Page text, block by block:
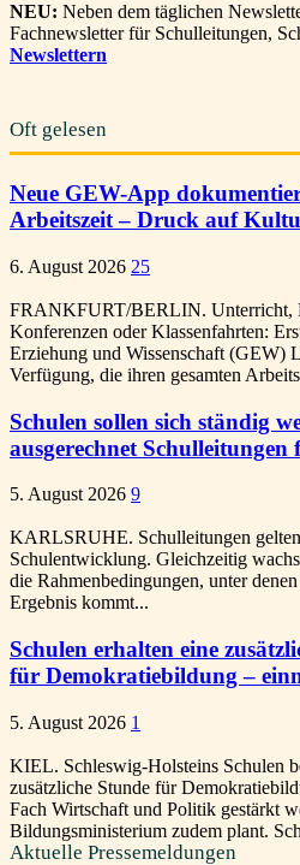
NEU: Neben dem täglichen
Fachnewsletter für Schulleitungen,
Newslettern
Oft gelesen
Neue GEW-App
Arbeitszeit – Druck auf
6. August 2026 25
FRANKFURT/BERLIN. Unterricht,
Konferenzen oder Klassenfahrten:
Erziehung und Wissenschaft (GEW)
Verfügung, die ihren gesamten
Schulen sollen sich ständig
ausgerechnet Schulleitungen
5. August 2026 9
KARLSRUHE. Schulleitungen
Schulentwicklung. Gleichzeitig
die Rahmenbedingungen, unter
Ergebnis kommt...
Schulen erhalten eine
für Demokratiebildung –
5. August 2026 1
KIEL. Schleswig-Holsteins Schulen
zusätzliche Stunde für
Fach Wirtschaft und Politik gestärkt
Bildungsministerium zudem plant.
Aktuelle Pressemeldungen